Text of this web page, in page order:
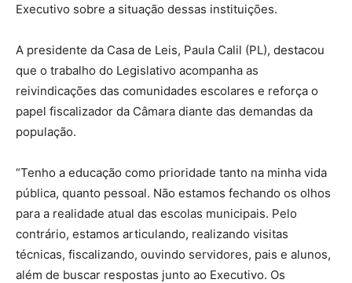
Executivo sobre a situação dessas instituições.
A presidente da Casa de Leis, Paula Calil (PL), destacou
que o trabalho do Legislativo acompanha as
reivindicações das comunidades escolares e reforça o
papel fiscalizador da Câmara diante das demandas da
população.
“Tenho a educação como prioridade tanto na minha vida
pública, quanto pessoal. Não estamos fechando os olhos
para a realidade atual das escolas municipais. Pelo
contrário, estamos articulando, realizando visitas
técnicas, fiscalizando, ouvindo servidores, pais e alunos,
além de buscar respostas junto ao Executivo. Os